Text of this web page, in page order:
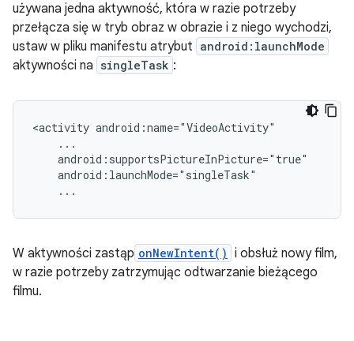
używana jedna aktywność, która w razie potrzeby
przełącza się w tryb obraz w obrazie i z niego wychodzi,
ustaw w pliku manifestu atrybut android:launchMode
aktywności na singleTask :
<activity
W aktywności zastąp onNewIntent() i obsłuż nowy film,
w razie potrzeby zatrzymując odtwarzanie bieżącego
filmu.